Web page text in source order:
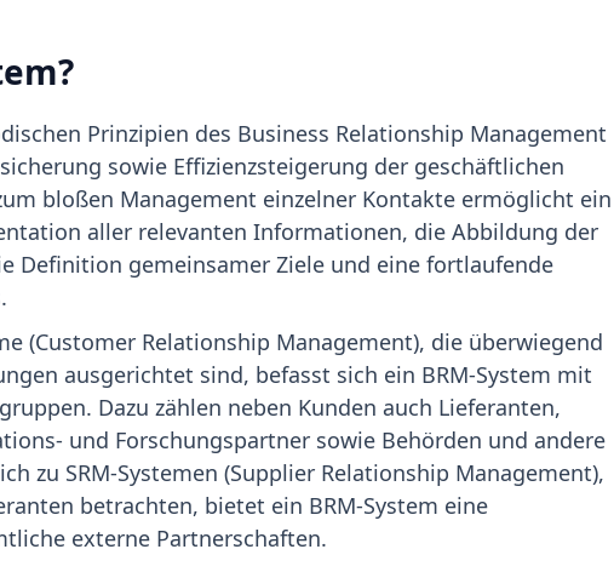
Prinzipien des Business Relationship Management
sowie Effizienzsteigerung der geschäftlichen
bloßen Management einzelner Kontakte ermöglicht ein
aller relevanten Informationen, die Abbildung der
Definition gemeinsamer Ziele und eine fortlaufende
(Customer Relationship Management), die überwiegend
ausgerichtet sind, befasst sich ein BRM-System mit
Dazu zählen neben Kunden auch Lieferanten,
und Forschungspartner sowie Behörden und andere
zu SRM-Systemen (Supplier Relationship Management),
betrachten, bietet ein BRM-System eine
externe Partnerschaften.